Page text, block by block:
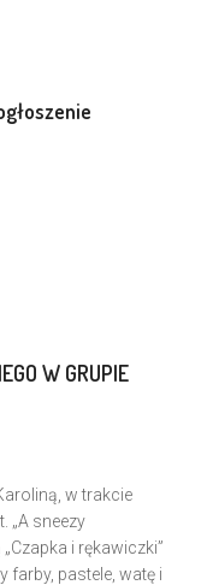
W GRUPIE
w trakcie
„A sneezy
i rękawiczki”
farby, pastele, watę i